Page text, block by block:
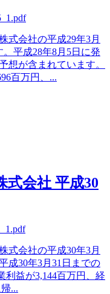
式会社の平成29年3月
平成28年8月5日に発
想が含まれています。
百万円、 ...
式会社 平成30
式会社の平成30年3月
成30年3月31日までの
利益が3,144百万円、経
...